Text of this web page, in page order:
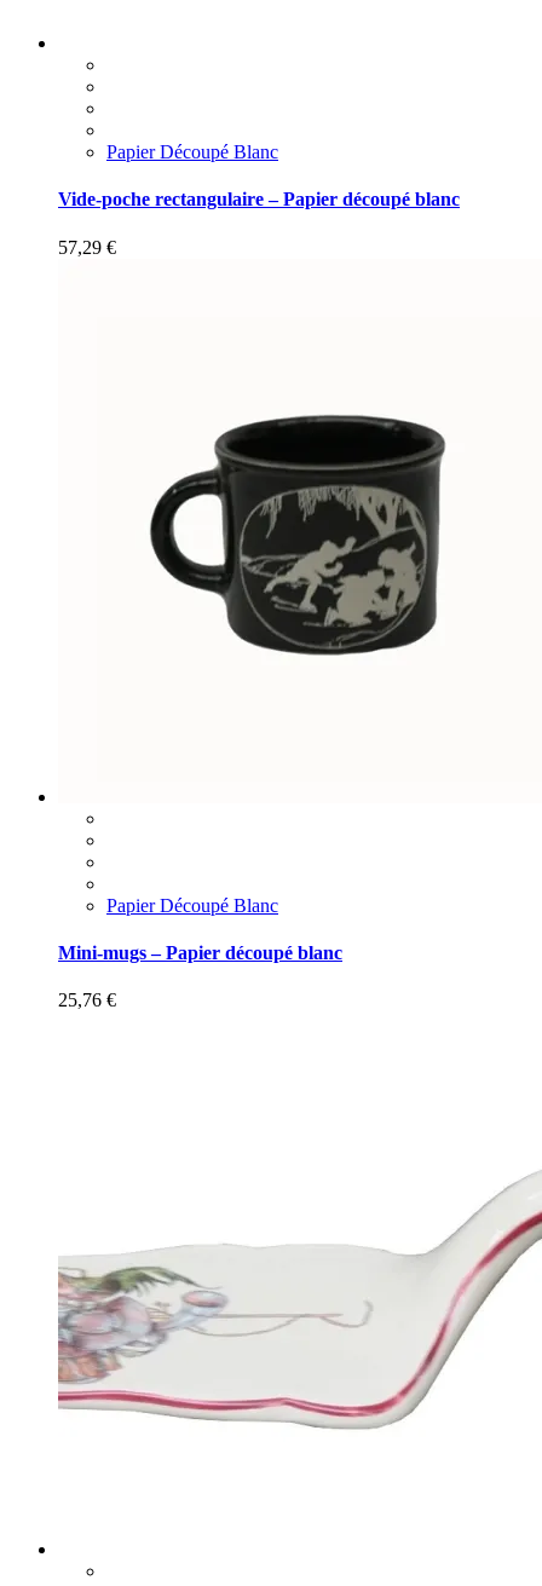
Papier Découpé Blanc
Vide-poche rectangulaire – Papier découpé blanc
57,29 €
Papier Découpé Blanc
Mini-mugs – Papier découpé blanc
25,76 €